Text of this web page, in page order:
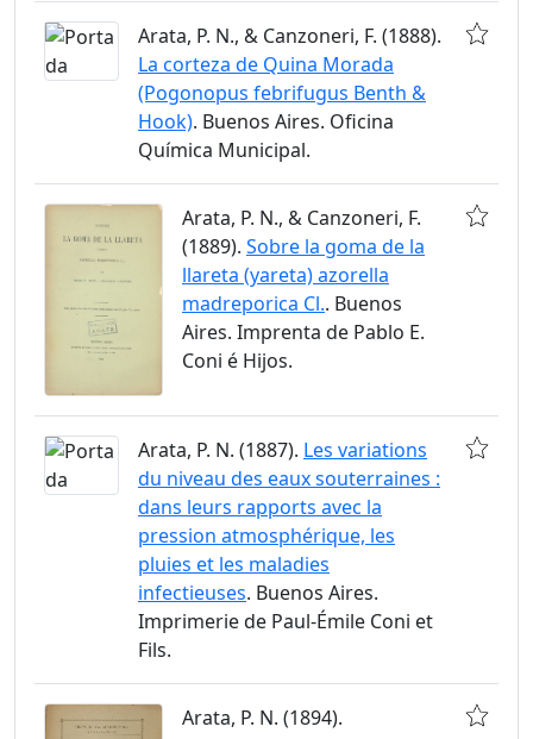
Arata, P. N., & Canzoneri, F. (1888).
La corteza de Quina Morada
(Pogonopus febrifugus Benth &
Hook). Buenos Aires. Oficina
Química Municipal.
Arata, P. N., & Canzoneri, F.
(1889). Sobre la goma de la
llareta (yareta) azorella
madreporica Cl.. Buenos
Aires. Imprenta de Pablo E.
Coni é Hijos.
Arata, P. N. (1887). Les variations
du niveau des eaux souterraines :
dans leurs rapports avec la
pression atmosphérique, les
pluies et les maladies
infectieuses. Buenos Aires.
Imprimerie de Paul-Émile Coni et
Fils.
Arata, P. N. (1894).